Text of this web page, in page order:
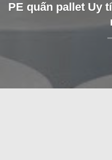
PE quấn pallet Uy